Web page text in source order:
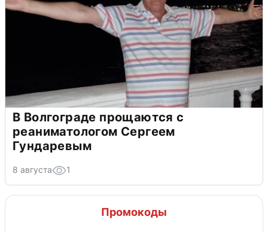
В Волгограде прощаются с
реаниматологом Сергеем
Гундаревым
8 августа 1
Промокоды